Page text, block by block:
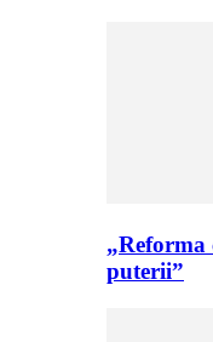
puterii”